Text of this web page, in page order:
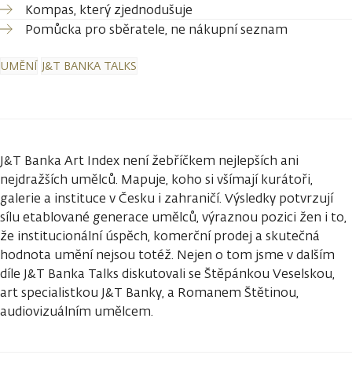
Kompas, který zjednodušuje
Pomůcka pro sběratele, ne nákupní seznam
UMĚNÍ J&T BANKA TALKS
J&T Banka Art Index není žebříčkem nejlepších ani
nejdražších umělců. Mapuje, koho si všímají kurátoři,
galerie a instituce v Česku i zahraničí. Výsledky potvrzují
sílu etablované generace umělců, výraznou pozici žen i to,
že institucionální úspěch, komerční prodej a skutečná
hodnota umění nejsou totéž. Nejen o tom jsme v dalším
díle J&T Banka Talks diskutovali se Štěpánkou Veselskou,
art specialistkou J&T Banky, a Romanem Štětinou,
audiovizuálním umělcem.